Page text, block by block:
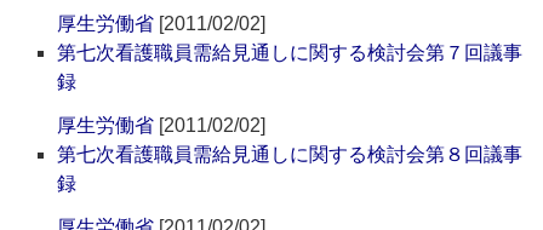
厚生労働省 [2011/02/02]
第七次看護職員需給見通しに関する検討会第７回議事
録
厚生労働省 [2011/02/02]
第七次看護職員需給見通しに関する検討会第８回議事
録